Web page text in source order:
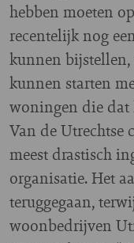
hebben moeten
recentelijk nog
kunnen
kunnen starten
woningen die dat
Van de Utrechtse
meest drastisch
organisatie. Het
teruggegaan,
woonbedrijven